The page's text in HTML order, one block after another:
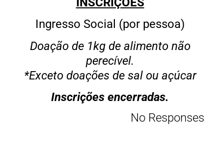
Ingresso Social (por pessoa)
Doação de 1kg de alimento não
perecível.
*Exceto doações de sal ou açúcar
Inscrições encerradas.
No Responses